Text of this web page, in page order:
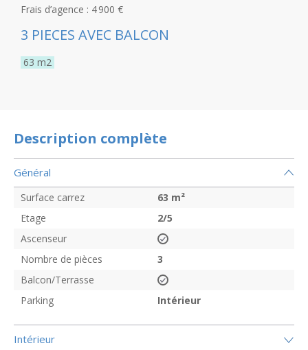
Frais d’agence : 4 900 €
3 PIECES AVEC BALCON
63 m2
Description complète
Général
Surface carrez 63 m²
Etage
2/5
Ascenseur
Nombre de pièces
3
Balcon/Terrasse
Parking
Intérieur
Intérieur